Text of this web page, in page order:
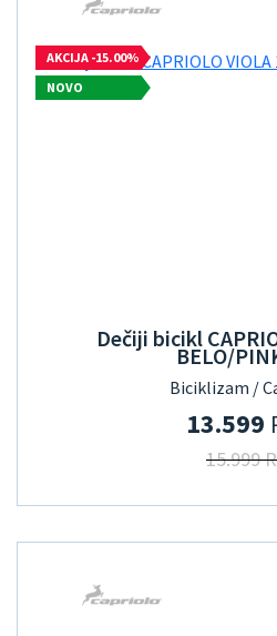
AKCIJA -15.00%
NOVO
Dečiji bicikl
BELO/
Biciklizam /
13.599
15.999